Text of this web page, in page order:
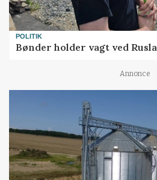
POLITIK
Bønder holder vagt ved
Annonce